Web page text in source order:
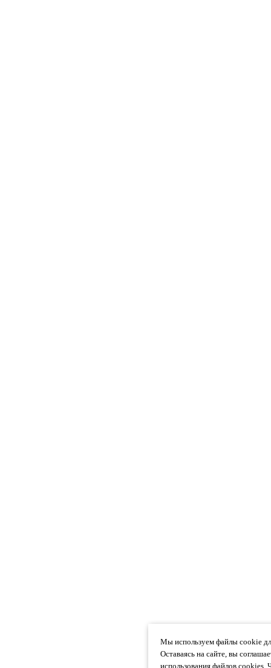
Мы используем файлы cookie
Оставаясь на сайте, вы
использования файлов cookies.